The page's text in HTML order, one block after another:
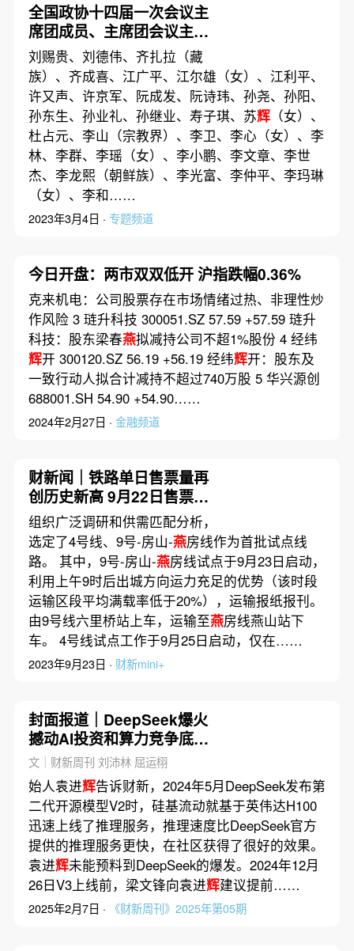
全国政协十四届一次会议主
席团成员、主席团会议主持
人和秘书长名单
刘赐贵、刘德伟、齐扎拉（藏
族）、齐成喜、江广平、江尔雄（女）、江利平、
许又声、许京军、阮成发、阮诗玮、孙尧、孙阳、
孙东生、孙业礼、孙继业、寿子琪、苏辉（女）、
杜占元、李山（宗教界）、李卫、李心（女）、李
林、李群、李瑶（女）、李小鹏、李文章、李世
杰、李龙熙（朝鲜族）、李光富、李仲平、李玛琳
（女）、李和……
2023年3月4日 · 专题频道
今日开盘：两市双双低开 沪指跌幅0.36%
克来机电：公司股票存在市场情绪过热、非理性炒
作风险 3 琏升科技 300051.SZ 57.59 +57.59 琏升
科技：股东梁春燕拟减持公司不超1%股份 4 经纬
辉开 300120.SZ 56.19 +56.19 经纬辉开：股东及
一致行动人拟合计减持不超过740万股 5 华兴源创
688001.SH 54.90 +54.90……
2024年2月27日 · 金融频道
财新闻｜铁路单日售票量再
创历史新高 9月22日售票
2695.2万张
组织广泛调研和供需匹配分析，
选定了4号线、9号-房山-燕房线作为首批试点线
路。 其中，9号-房山-燕房线试点于9月23日启动，
利用上午9时后出城方向运力充足的优势（该时段
运输区段平均满载率低于20%），运输报纸报刊。
由9号线六里桥站上车，运输至燕房线燕山站下
车。 4号线试点工作于9月25日启动，仅在……
2023年9月23日 · 财新mini+
封面报道｜DeepSeek爆火
撼动AI投资和算力竞争底层
逻辑
文｜财新周刊 刘沛林 屈运栩
始人袁进辉告诉财新，2024年5月DeepSeek发布第
二代开源模型V2时，硅基流动就基于英伟达H100
迅速上线了推理服务，推理速度比DeepSeek官方
提供的推理服务更快，在社区获得了很好的效果。
袁进辉未能预料到DeepSeek的爆发。2024年12月
26日V3上线前，梁文锋向袁进辉建议提前……
2025年2月7日 · 《财新周刊》2025年第05期